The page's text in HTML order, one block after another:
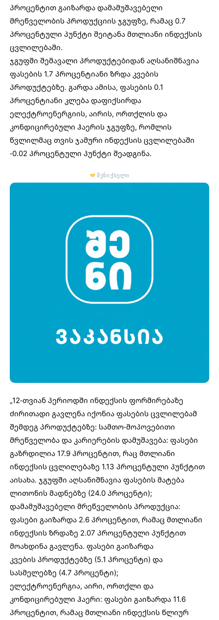
პროცენტით გაიზარდა დამამუშავებელი
მრეწველობის პროდუქციის ჯგუფზე, რამაც 0.7
პროცენტული პუნქტი შეიტანა მთლიანი ინდექსის
ცვლილებაში.
ჯგუფში შემავალი პროდუქტებიდან აღსანიშნავია
ფასების 1.7 პროცენტიანი ზრდა კვების
პროდუქტებზე. გარდა ამისა, ფასების 0.1
პროცენტიანი კლება დაფიქსირდა
ელექტროენერგიის, აირის, ორთქლის და
კონდიცირებული ჰაერის ჯგუფზე, რომლის
წვლილმაც თვის ჯამური ინდექსის ცვლილებაში
-0.02 პროცენტული პუნქტი შეადგინა.
შენი ქსელი
„12-თვიან პერიოდში ინდექსის ფორმირებაზე
ძირითადი გავლენა იქონია ფასების ცვლილებამ
შემდეგ პროდუქტებზე: სამთო-მოპოვებითი
მრეწველობა და კარიერების დამუშავება: ფასები
გაზრდილია 17.9 პროცენტით, რაც მთლიანი
ინდექსის ცვლილებაზე 1.13 პროცენტული პუნქტით
აისახა. ჯგუფში აღსანიშნავია ფასების მატება
ლითონის მადნებზე (24.0 პროცენტი);
დამამუშავებელი მრეწველობის პროდუქცია:
ფასები გაიზარდა 2.6 პროცენტით, რამაც მთლიანი
ინდექსის ზრდაზე 2.07 პროცენტული პუნქტით
მოახდინა გავლენა. ფასები გაიზარდა
კვების პროდუქტებზე (5.1 პროცენტი) და
სასმელებზე (4.7 პროცენტი);
ელექტროენერგია, აირი, ორთქლი და
კონდიცირებული ჰაერი: ფასები გაიზარდა 11.6
პროცენტით, რამაც მთლიანი ინდექსის წლიურ